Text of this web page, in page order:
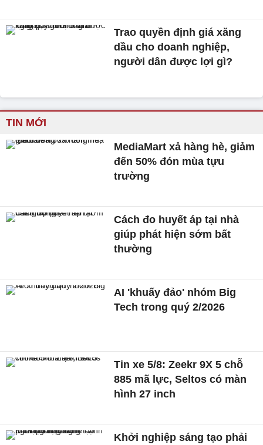
Trao quyền định giá xăng
dầu cho doanh nghiệp,
người dân được lợi gì?
TIN MỚI
MediaMart xả hàng hè, giảm
đến 50% đón mùa tựu
trường
Cách đo huyết áp tại nhà
giúp phát hiện sớm bất
thường
AI 'khuấy đảo' nhóm Big
Tech trong quý 2/2026
Tin xe 5/8: Zeekr 9X 5 chỗ
885 mã lực, Seltos có màn
hình 27 inch
Khởi nghiệp sáng tạo phải